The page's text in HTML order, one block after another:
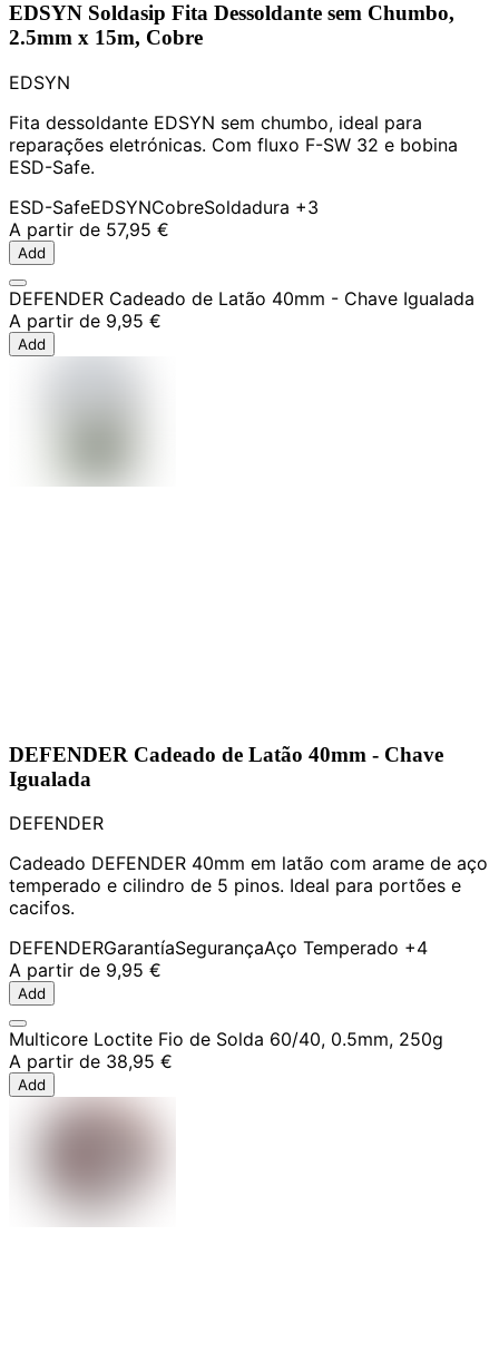
EDSYN Soldasip Fita Dessoldante sem Chumbo,
2.5mm x 15m, Cobre
EDSYN
Fita dessoldante EDSYN sem chumbo, ideal para
reparações eletrónicas. Com fluxo F-SW 32 e bobina
ESD-Safe.
ESD-SafeEDSYNCobreSoldadura +3
A partir de 57,95 €
Add
DEFENDER Cadeado de Latão 40mm - Chave Igualada
A partir de 9,95 €
Add
DEFENDER Cadeado de Latão 40mm - Chave
Igualada
DEFENDER
Cadeado DEFENDER 40mm em latão com arame de aço
temperado e cilindro de 5 pinos. Ideal para portões e
cacifos.
DEFENDERGarantíaSegurançaAço Temperado +4
A partir de 9,95 €
Add
Multicore Loctite Fio de Solda 60/40, 0.5mm, 250g
A partir de 38,95 €
Add